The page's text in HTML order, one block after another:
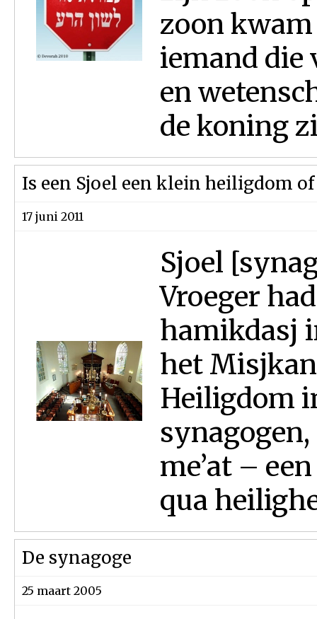
zoon
iemand die
en
de koning
Is een Sjoel een klein heiligdom
17 juni 2011
Sjoel
Vroeger
hamikdasj
het
Heiligdom
me’at –
qua
De synagoge
25 maart 2005